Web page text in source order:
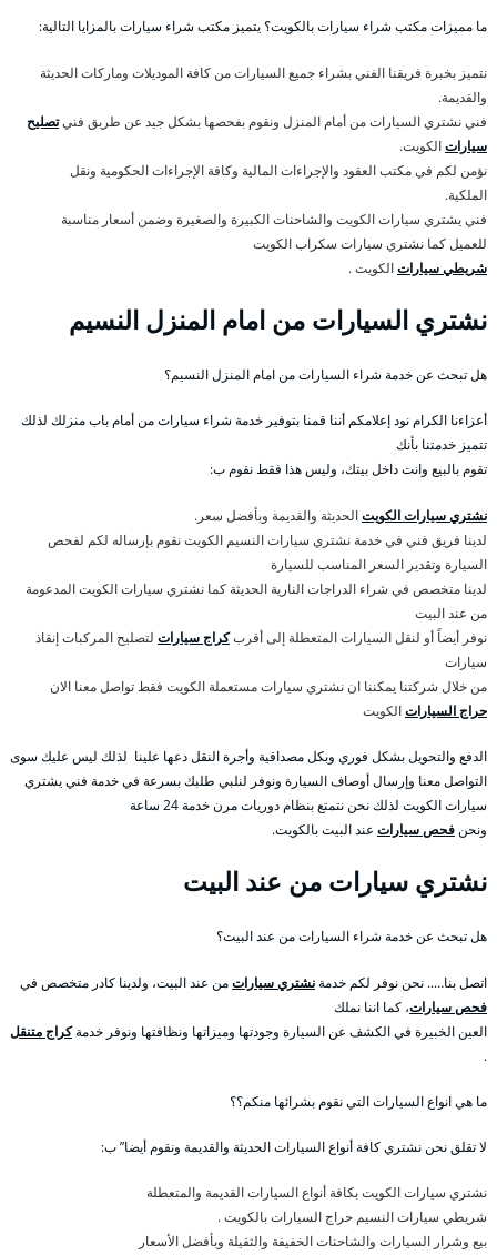
ما مميزات مكتب شراء سيارات بالكويت؟ يتميز مكتب شراء سيارات بالمزايا التالية:
نتميز بخبرة فريقنا الفني بشراء جميع السيارات من كافة الموديلات وماركات الحديثة
والقديمة.
فني نشتري السيارات من أمام المنزل ونقوم بفحصها بشكل جيد عن طريق فنيتصليح
سياراتالكويت.
نؤمن لكم في مكتب العقود والإجراءات المالية وكافة الإجراءات الحكومية ونقل
الملكية.
فني يشتري سيارات الكويت والشاحنات الكبيرة والصغيرة وضمن أسعار مناسبة
للعميل كما نشتري سيارات سكراب الكويت
شريطي سياراتالكويت .
نشتري السيارات من امام المنزل النسيم
هل تبحث عن خدمة شراء السيارات من امام المنزل النسيم؟
أعزاءنا الكرام نود إعلامكم أننا قمنا بتوفير خدمة شراء سيارات من أمام باب منزلك لذلك
تتميز خدمتنا بأنك
تقوم بالبيع وانت داخل بيتك، وليس هذا فقط نقوم ب:
نشتري سيارات الكويتالحديثة والقديمة وبأفضل سعر.
لدينا فريق فني في خدمة نشتري سيارات النسيم الكويت نقوم بإرساله لكم لفحص
السيارة وتقدير السعر المناسب للسيارة
لدينا متخصص في شراء الدراجات النارية الحديثة كما نشتري سيارات الكويت المدعومة
من عند البيت
نوفر أيضاً أو لنقل السيارات المتعطلة إلى أقربكراج سيارات لتصليح المركبات إنقاذ
سيارات
من خلال شركتنا يمكننا ان نشتري سيارات مستعملة الكويت فقط تواصل معنا الان
حراج السياراتالكويت
الدفع والتحويل بشكل فوري وبكل مصداقية وأجرة النقل دعها علينا لذلك ليس عليك سوى
التواصل معنا وإرسال أوصاف السيارة ونوفر لنلبي طلبك بسرعة في خدمة فني يشتري
سيارات الكويت لذلك نحن نتمتع بنظام دوريات مرن خدمة 24 ساعة
ونحنفحص سيارات عند البيت بالكويت.
نشتري سيارات من عند البيت
هل تبحث عن خدمة شراء السيارات من عند البيت؟
اتصل بنا….. نحن نوفر لكم خدمةنشتري سياراتمن عند البيت، ولدينا كادر متخصص في
فحص سيارات، كما اننا نملك
العين الخبيرة في الكشف عن السيارة وجودتها وميزاتها ونظافتها ونوفر خدمةكراج متنقل
.
ما هي انواع السيارات التي نقوم بشرائها منكم؟؟
لا تقلق نحن نشتري كافة أنواع السيارات الحديثة والقديمة ونقوم أيضا” ب:
نشتري سيارات الكويت بكافة أنواع السيارات القديمة والمتعطلة
شريطي سيارات النسيم حراج السيارات بالكويت .
بيع وشرار السيارات والشاحنات الخفيفة والثقيلة وبأفضل الأسعار